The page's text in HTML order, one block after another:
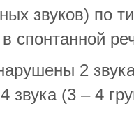
звуков) по
спонтанной
2
(3 – 4